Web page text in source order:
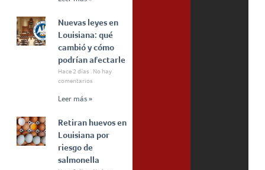
Nuevas leyes en
Louisiana: qué
cambió y cómo
podrían afectarle
Hace 2 días
No hay
comentarios
Leer más »
Retiran huevos en
Louisiana por
riesgo de
salmonella